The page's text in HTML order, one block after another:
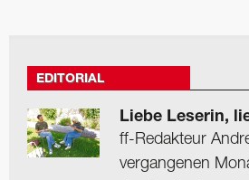
EDITORIAL
Liebe Leserin,
ff-Redakteur
vergangenen